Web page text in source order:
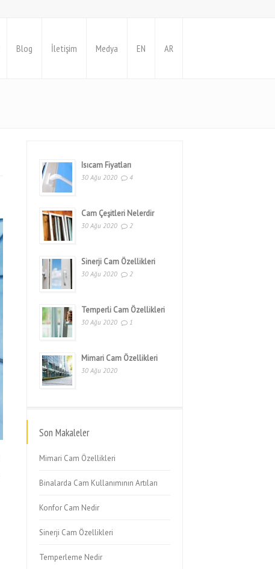
Blog İletişim Medya EN AR
Isıcam Fiyatları
30 Ağu 2020 4
Cam Çeşitleri Nelerdir
30 Ağu 2020 2
Sinerji Cam Özellikleri
30 Ağu 2020 2
Temperli Cam Özellikleri
30 Ağu 2020 1
Mimari Cam Özellikleri
30 Ağu 2020
Son Makaleler
Mimari Cam Özellikleri
Binalarda Cam Kullanımının Artıları
Konfor Cam Nedir
Sinerji Cam Özellikleri
Temperleme Nedir